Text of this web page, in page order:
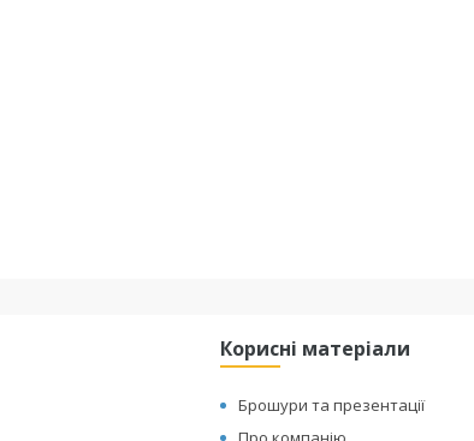
Корисні матеріали
Брошури та презентації